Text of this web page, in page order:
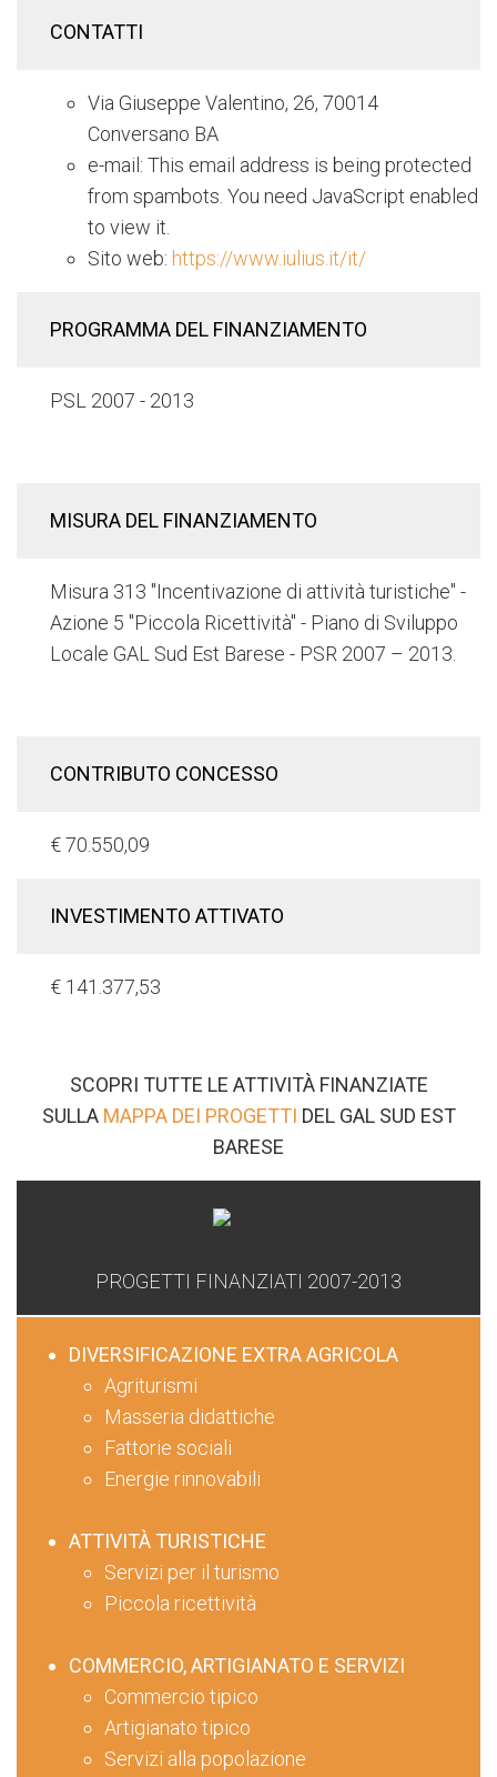
CONTATTI
Via Giuseppe Valentino, 26, 70014
Conversano BA
e-mail: This email address is being protected
from spambots. You need JavaScript enabled
to view it.
Sito web: https://www.iulius.it/it/
PROGRAMMA DEL FINANZIAMENTO
PSL 2007 - 2013
MISURA DEL FINANZIAMENTO
Misura 313 "Incentivazione di attività turistiche" -
Azione 5 "Piccola Ricettività" - Piano di Sviluppo
Locale GAL Sud Est Barese - PSR 2007 – 2013.
CONTRIBUTO CONCESSO
€ 70.550,09
INVESTIMENTO ATTIVATO
€ 141.377,53
SCOPRI TUTTE LE ATTIVITÀ FINANZIATE
SULLA MAPPA DEI PROGETTI DEL GAL SUD EST
BARESE
PROGETTI FINANZIATI 2007-2013
DIVERSIFICAZIONE EXTRA AGRICOLA
Agriturismi
Masseria didattiche
Fattorie sociali
Energie rinnovabili
ATTIVITÀ TURISTICHE
Servizi per il turismo
Piccola ricettività
COMMERCIO, ARTIGIANATO E SERVIZI
Commercio tipico
Artigianato tipico
Servizi alla popolazione